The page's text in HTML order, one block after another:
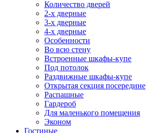
Количество дверей
2-х дверные
3-х дверные
4-х дверные
Особенности
Во всю стену
Встроенные шкафы-купе
Под потолок
Раздвижные шкафы-купе
Открытая секция посередине
Распашные
Гардероб
Для маленького помещения
Эконом
Гостиные